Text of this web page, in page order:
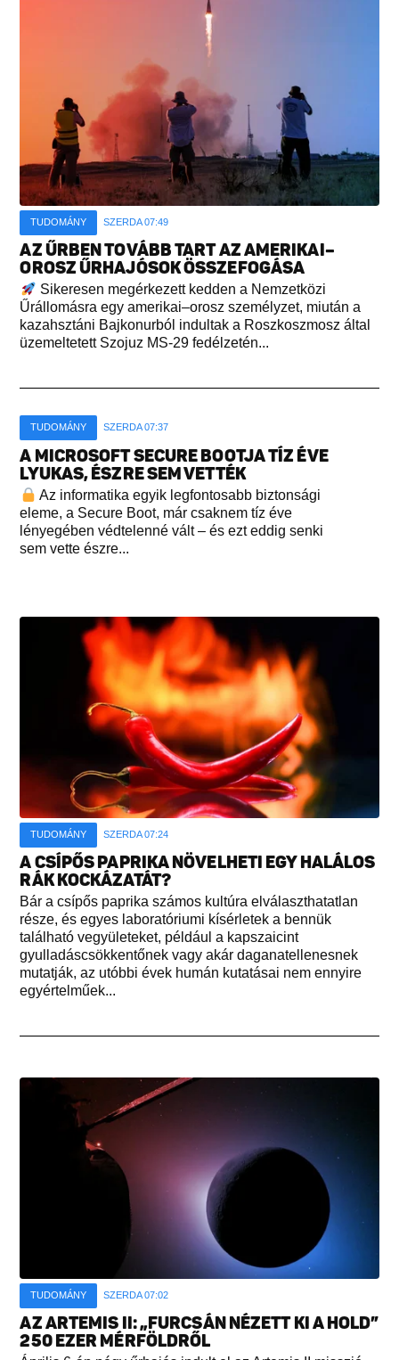
TUDOMÁNY SZERDA 07:49
AZ ŰRBEN TOVÁBB TART AZ AMERIKAI–
OROSZ ŰRHAJÓSOK ÖSSZEFOGÁSA
Sikeresen megérkezett kedden a Nemzetközi
Űrállomásra egy amerikai–orosz személyzet, miután a
kazahsztáni Bajkonurból indultak a Roszkoszmosz által
üzemeltetett Szojuz MS-29 fedélzetén...
TUDOMÁNY SZERDA 07:37
A MICROSOFT SECURE BOOTJA TÍZ ÉVE
LYUKAS, ÉSZRE SEM VETTÉK
Az informatika egyik legfontosabb biztonsági
eleme, a Secure Boot, már csaknem tíz éve
lényegében védtelenné vált – és ezt eddig senki
sem vette észre...
TUDOMÁNY SZERDA 07:24
A CSÍPŐS PAPRIKA NÖVELHETI EGY HALÁLOS
RÁK KOCKÁZATÁT?
Bár a csípős paprika számos kultúra elválaszthatatlan
része, és egyes laboratóriumi kísérletek a bennük
található vegyületeket, például a kapszaicint
gyulladáscsökkentőnek vagy akár daganatellenesnek
mutatják, az utóbbi évek humán kutatásai nem ennyire
egyértelműek...
TUDOMÁNY SZERDA 07:02
AZ ARTEMIS II: „FURCSÁN NÉZETT KI A HOLD”
250 EZER MÉRFÖLDRŐL